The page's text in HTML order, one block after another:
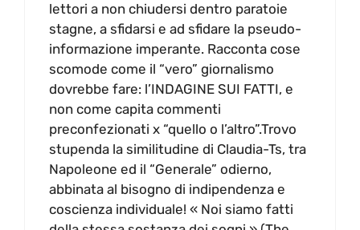
lettori a non chiudersi dentro paratoie
stagne, a sfidarsi e ad sfidare la pseudo-
informazione imperante. Racconta cose
scomode come il “vero” giornalismo
dovrebbe fare: l’INDAGINE SUI FATTI, e
non come capita commenti
preconfezionati x “quello o l’altro”.Trovo
stupenda la similitudine di Claudia-Ts, tra
Napoleone ed il “Generale” odierno,
abbinata al bisogno di indipendenza e
coscienza individuale! « Noi siamo fatti